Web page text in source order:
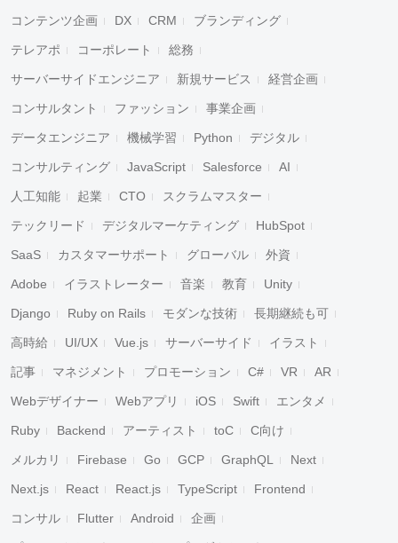
コンテンツ企画 DX CRM ブランディング
テレアポ コーポレート 総務
サーバーサイドエンジニア 新規サービス 経営企画
コンサルタント ファッション 事業企画
データエンジニア 機械学習 Python デジタル
コンサルティング JavaScript Salesforce AI
人工知能 起業 CTO スクラムマスター
テックリード デジタルマーケティング HubSpot
SaaS カスタマーサポート グローバル 外資
Adobe イラストレーター 音楽 教育 Unity
Django Ruby on Rails モダンな技術 長期継続も可
高時給 UI/UX Vue.js サーバーサイド イラスト
記事 マネジメント プロモーション C# VR AR
Webデザイナー Webアプリ iOS Swift エンタメ
Ruby Backend アーティスト toC C向け
メルカリ Firebase Go GCP GraphQL Next
Next.js React React.js TypeScript Frontend
コンサル Flutter Android 企画